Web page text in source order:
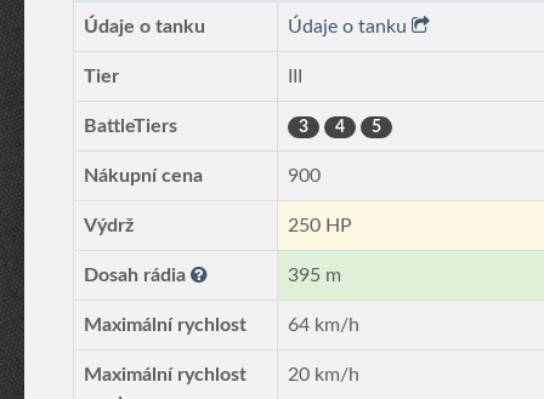
Údaje o tanku Údaje o tanku
Tier
BattleTiers 3 4 5
Nákupní cena 900
Výdrž 250 HP
Dosah rádia 395 m
Maximální rychlost 64 km/h
Maximální rychlost
20 km/h